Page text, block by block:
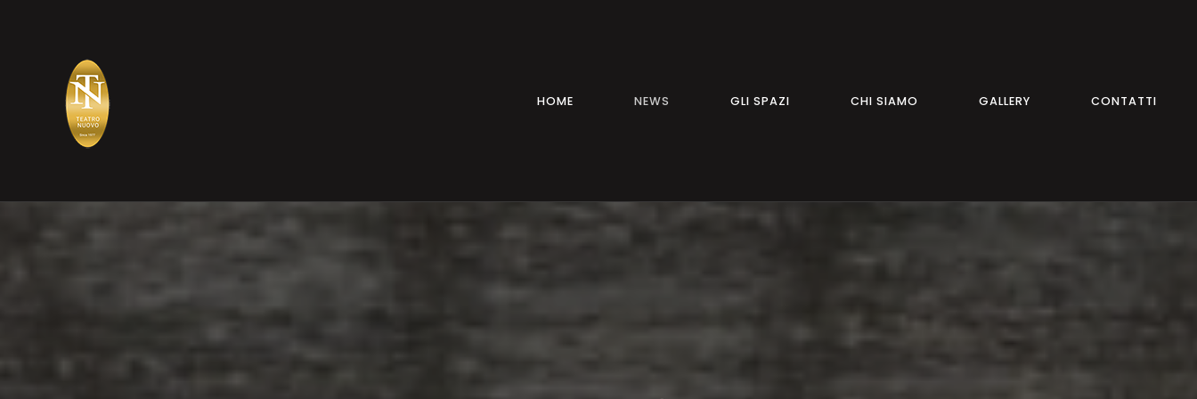
HOME NEWS GLI SPAZI CHI SIAMO GALLERY CONTATTI